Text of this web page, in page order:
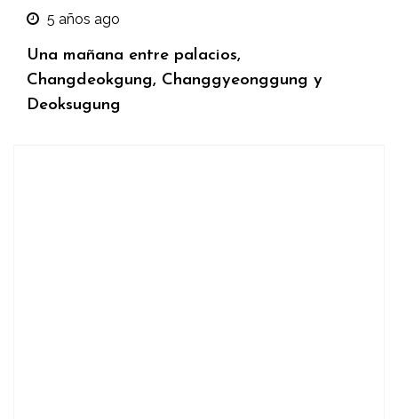
5 años ago
Una mañana entre palacios,
Changdeokgung, Changgyeonggung y
Deoksugung